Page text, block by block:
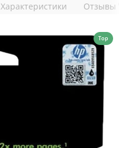
Характеристики Отзывы
Top